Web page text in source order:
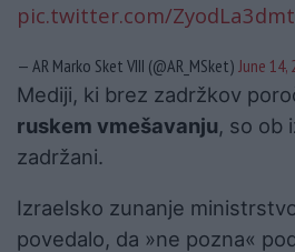
pic.twitter.com/ZyodLa3dmt
— AR Marko Sket VIII (@AR_MSket) June 14,
Mediji, ki brez zadržkov
ruskem vmešavanju, so ob
zadržani.
Izraelsko zunanje
povedalo, da »ne pozna«